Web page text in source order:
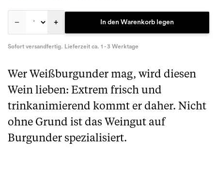
– + In den Warenkorb legen
Sofort versandfertig. Lieferzeit ca. 1 - 3 Werktage
Wer Weißburgunder mag, wird diesen
Wein lieben: Extrem frisch und
trinkanimierend kommt er daher. Nicht
ohne Grund ist das Weingut auf
Burgunder spezialisiert.